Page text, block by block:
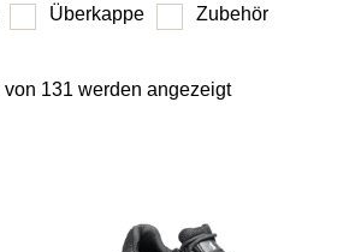
Überkappe Zubehör
131 werden angezeigt